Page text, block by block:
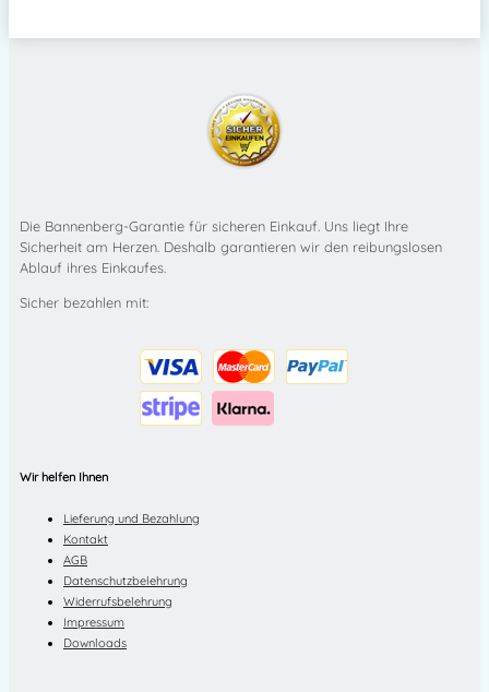
Die Bannenberg-Garantie für sicheren Einkauf. Uns liegt Ihre
Sicherheit am Herzen. Deshalb garantieren wir den reibungslosen
Ablauf ihres Einkaufes.
Sicher bezahlen mit:
Wir helfen Ihnen
Lieferung und Bezahlung
Kontakt
AGB
Datenschutzbelehrung
Widerrufsbelehrung
Impressum
Downloads